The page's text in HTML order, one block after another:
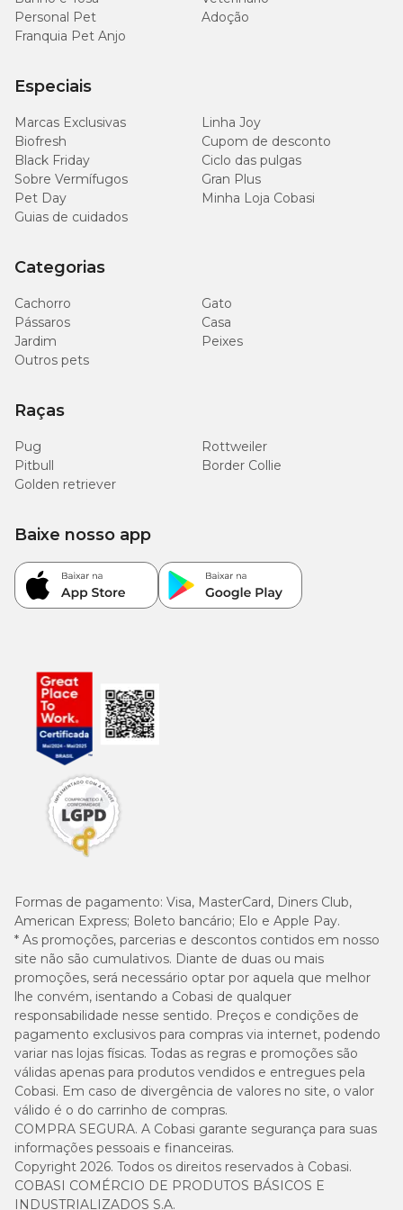
Personal Pet
Adoção
Franquia Pet Anjo
Especiais
Marcas Exclusivas
Linha Joy
Biofresh
Cupom de desconto
Black Friday
Ciclo das pulgas
Sobre Vermífugos
Gran Plus
Pet Day
Minha Loja Cobasi
Guias de cuidados
Categorias
Cachorro
Gato
Pássaros
Casa
Jardim
Peixes
Outros pets
Raças
Pug
Rottweiler
Pitbull
Border Collie
Golden retriever
Formas de pagamento: Visa, MasterCard, Diners Club,
American Express; Boleto bancário; Elo e Apple Pay.
* As promoções, parcerias e descontos contidos em nosso
site não são cumulativos. Diante de duas ou mais
promoções, será necessário optar por aquela que melhor
lhe convém, isentando a Cobasi de qualquer
responsabilidade nesse sentido. Preços e condições de
pagamento exclusivos para compras via internet, podendo
variar nas lojas físicas. Todas as regras e promoções são
válidas apenas para produtos vendidos e entregues pela
Cobasi. Em caso de divergência de valores no site, o valor
válido é o do carrinho de compras.
COMPRA SEGURA. A Cobasi garante segurança para suas
informações pessoais e financeiras.
Copyright 2026. Todos os direitos reservados à Cobasi.
COBASI COMÉRCIO DE PRODUTOS BÁSICOS E
INDUSTRIALIZADOS S.A.
Baixe nosso app